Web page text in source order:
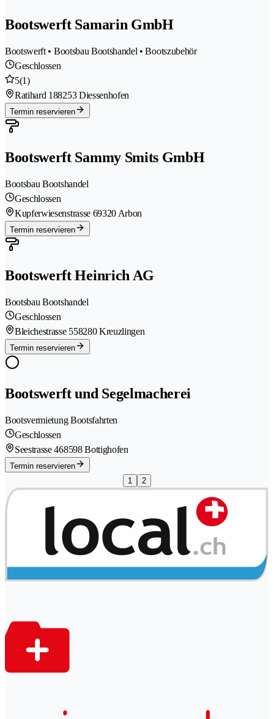
Bootswerft Samarin GmbH
Bootswerft • Bootsbau Bootshandel • Bootszubehör
Geschlossen
5(1)
Ratihard 188253 Diessenhofen
Termin reservieren
Bootswerft Sammy Smits GmbH
Bootsbau Bootshandel
Geschlossen
Kupferwiesenstrasse 69320 Arbon
Termin reservieren
Bootswerft Heinrich AG
Bootsbau Bootshandel
Geschlossen
Bleichestrasse 558280 Kreuzlingen
Termin reservieren
Bootswerft und Segelmacherei
Bootsvermietung Bootsfahrten
Geschlossen
Seestrasse 468598 Bottighofen
Termin reservieren
1
2